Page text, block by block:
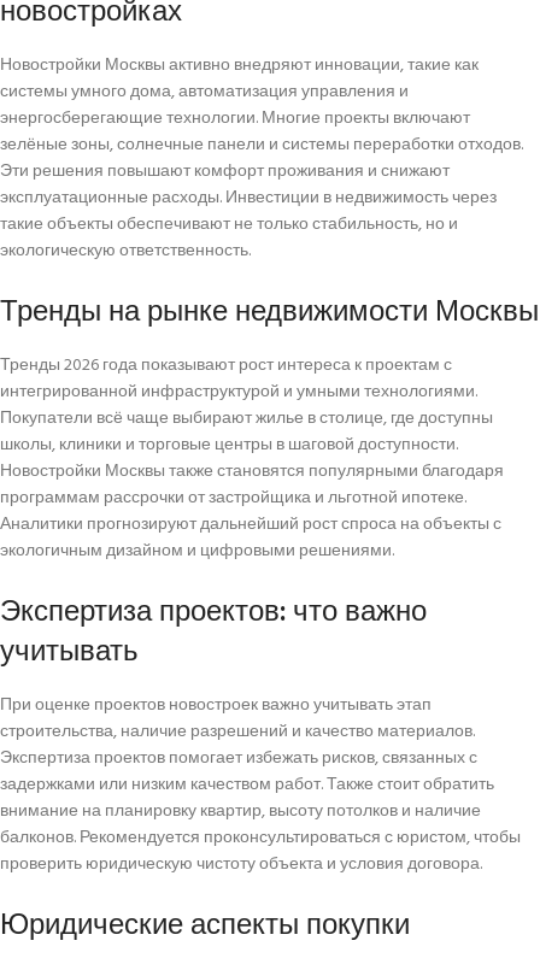
Новостройки Москвы активно внедряют инновации, такие как
системы умного дома, автоматизация управления и
энергосберегающие технологии. Многие проекты включают
зелёные зоны, солнечные панели и системы переработки отходов.
Эти решения повышают комфорт проживания и снижают
эксплуатационные расходы. Инвестиции в недвижимость через
такие объекты обеспечивают не только стабильность, но и
экологическую ответственность.
Тренды на рынке недвижимости Москвы
Тренды 2026 года показывают рост интереса к проектам с
интегрированной инфраструктурой и умными технологиями.
Покупатели всё чаще выбирают жилье в столице, где доступны
школы, клиники и торговые центры в шаговой доступности.
Новостройки Москвы также становятся популярными благодаря
программам рассрочки от застройщика и льготной ипотеке.
Аналитики прогнозируют дальнейший рост спроса на объекты с
экологичным дизайном и цифровыми решениями.
Экспертиза проектов: что важно
учитывать
При оценке проектов новостроек важно учитывать этап
строительства, наличие разрешений и качество материалов.
Экспертиза проектов помогает избежать рисков, связанных с
задержками или низким качеством работ. Также стоит обратить
внимание на планировку квартир, высоту потолков и наличие
балконов. Рекомендуется проконсультироваться с юристом, чтобы
проверить юридическую чистоту объекта и условия договора.
Юридические аспекты покупки